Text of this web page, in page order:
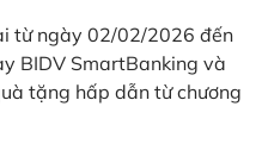
từ ngày 02/02/2026 đến
BIDV SmartBanking và
tặng hấp dẫn từ chương